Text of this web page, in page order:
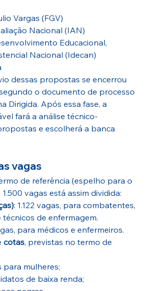
Vargas (FGV)
Nacional (IAN)
Educacional,
Nacional (Idecan)
dessas propostas se encerrou
o documento de processo
Dirigida. Após essa fase, a
fará a análise técnico-
e escolherá a banca
vagas
de referência (espelho para o
vagas está assim dividida:
: 1.122 vagas, para combatentes,
de enfermagem.
para médicos e enfermeiros.
cotas, previstas no termo de
para mulheres;
de baixa renda;